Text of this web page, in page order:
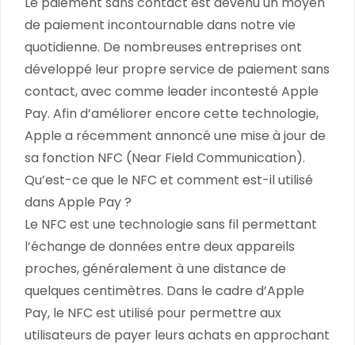
de paiement incontournable dans notre vie
quotidienne. De nombreuses entreprises ont
développé leur propre service de paiement sans
contact, avec comme leader incontesté Apple
Pay. Afin d’améliorer encore cette technologie,
Apple a récemment annoncé une mise à jour de
sa fonction NFC (Near Field Communication).
Qu’est-ce que le NFC et comment est-il utilisé
dans Apple Pay ?
Le NFC est une technologie sans fil permettant
l’échange de données entre deux appareils
proches, généralement à une distance de
quelques centimètres. Dans le cadre d’Apple
Pay, le NFC est utilisé pour permettre aux
utilisateurs de payer leurs achats en approchant